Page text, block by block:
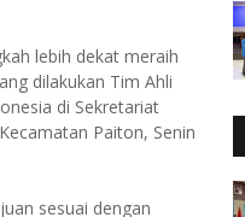
lebih dekat meraih
dilakukan Tim Ahli
di Sekretariat
Paiton, Senin
sesuai dengan